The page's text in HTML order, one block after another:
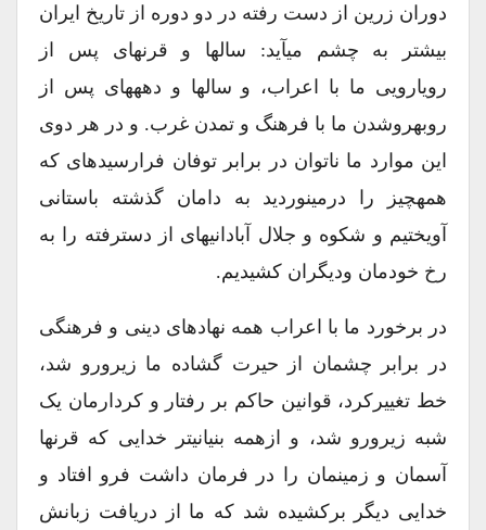
دوران زرین از دست رفته در دو دوره از تاریخ ایران
بیشتر به چشم میآید: سالها و قرنهای پس از
رویارویی ما با اعراب، و سالها و دهههای پس از
روبهروشدن ما با فرهنگ و تمدن غرب. و در هر دوی
این موارد ما ناتوان در برابر توفان فرارسیدهای که
همهچیز را درمینوردید به دامان گذشته باستانی
آویختیم و شکوه و جلال آبادانیهای از دسترفته را به
رخ خودمان ودیگران کشیدیم.
در برخورد ما با اعراب همه نهادهای دینی و فرهنگی
در برابر چشمان از حیرت گشاده ما زیرورو شد،
خط تغییرکرد، قوانین حاکم بر رفتار و کردارمان یک
شبه زیرورو شد، و ازهمه بنیانیتر خدایی که قرنها
آسمان و زمینمان را در فرمان داشت فرو افتاد و
خدایی دیگر برکشیده شد که ما از دریافت زبانش